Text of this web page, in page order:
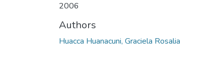
2006
Authors
Huacca Huanacuni, Graciela Rosalia